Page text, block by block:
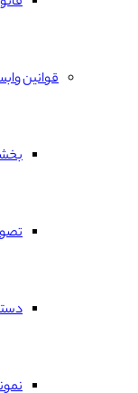
قوانین